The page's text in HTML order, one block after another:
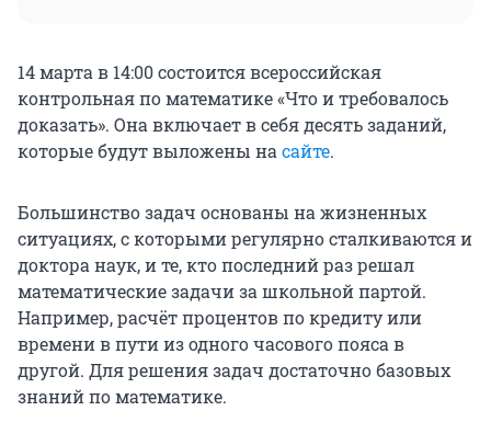
14 марта в 14:00 состоится всероссийская
контрольная по математике «Что и требовалось
доказать». Она включает в себя десять заданий,
которые будут выложены на сайте.
Большинство задач основаны на жизненных
ситуациях, с которыми регулярно сталкиваются и
доктора наук, и те, кто последний раз решал
математические задачи за школьной партой.
Например, расчёт процентов по кредиту или
времени в пути из одного часового пояса в
другой. Для решения задач достаточно базовых
знаний по математике.